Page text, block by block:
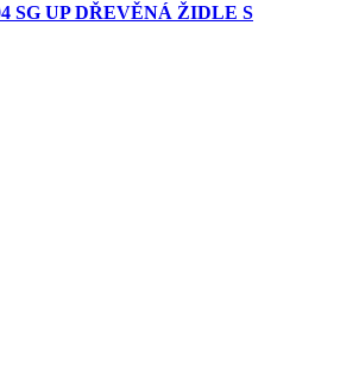
SG UP DŘEVĚNÁ ŽIDLE S